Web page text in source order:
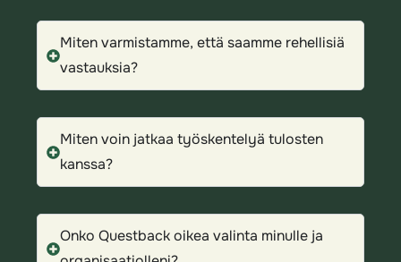
Miten varmistamme, että saamme rehellisiä
vastauksia?
Miten voin jatkaa työskentelyä tulosten
kanssa?
Onko Questback oikea valinta minulle ja